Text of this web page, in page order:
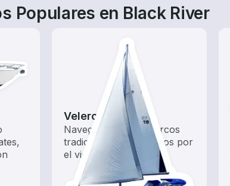
Populares en Black River
Veleros
Navega con estos barcos
tradicionales impulsados por
el viento.